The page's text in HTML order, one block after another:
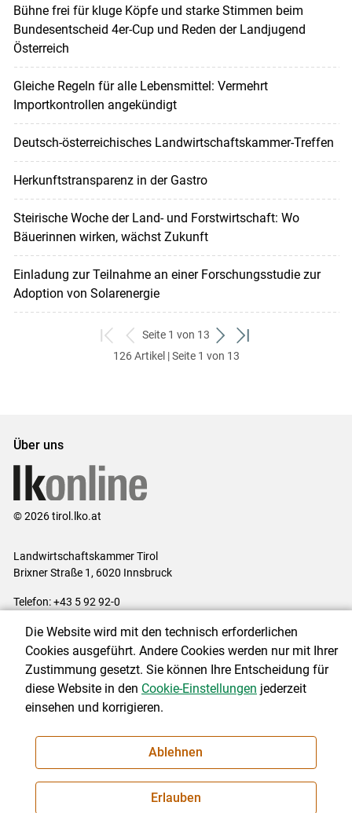
Bühne frei für kluge Köpfe und starke Stimmen beim
Bundesentscheid 4er-Cup und Reden der Landjugend
Österreich
Gleiche Regeln für alle Lebensmittel: Vermehrt
Importkontrollen angekündigt
Deutsch-österreichisches Landwirtschaftskammer-Treffen
Herkunftstransparenz in der Gastro
Steirische Woche der Land- und Forstwirtschaft: Wo
Bäuerinnen wirken, wächst Zukunft
Einladung zur Teilnahme an einer Forschungsstudie zur
Adoption von Solarenergie
zum
ersten
zurück
zum
Seite 1 von 13
weiter
zum
zum
126 Artikel | Seite 1 von 13
Über uns
© 2026 tirol.lko.at
Landwirtschaftskammer Tirol
Brixner Straße 1, 6020 Innsbruck
Telefon: +43 5 92 92-0
Impressum|Kontakt|Datenschutzerklärung|Barrierefreiheit|
Cookie-Einstellungen
NEWSLETTER
Die Website wird mit den technisch erforderlichen
Cookies ausgeführt. Andere Cookies werden nur mit Ihrer
Zustimmung gesetzt. Sie können Ihre Entscheidung für
diese Website in den Cookie-Einstellungen jederzeit
einsehen und korrigieren.
Ablehnen
Erlauben